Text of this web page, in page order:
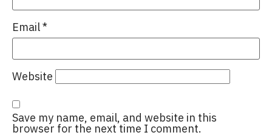
Email*
Website
Save my name, email, and website in this
browser for the next time I comment.